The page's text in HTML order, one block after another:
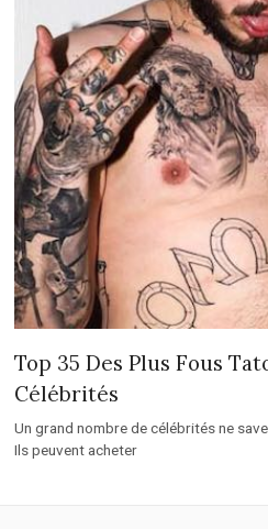
Top 35 Des Plus Fous
Célébrités
Un grand nombre de célébrités ne
Ils peuvent acheter